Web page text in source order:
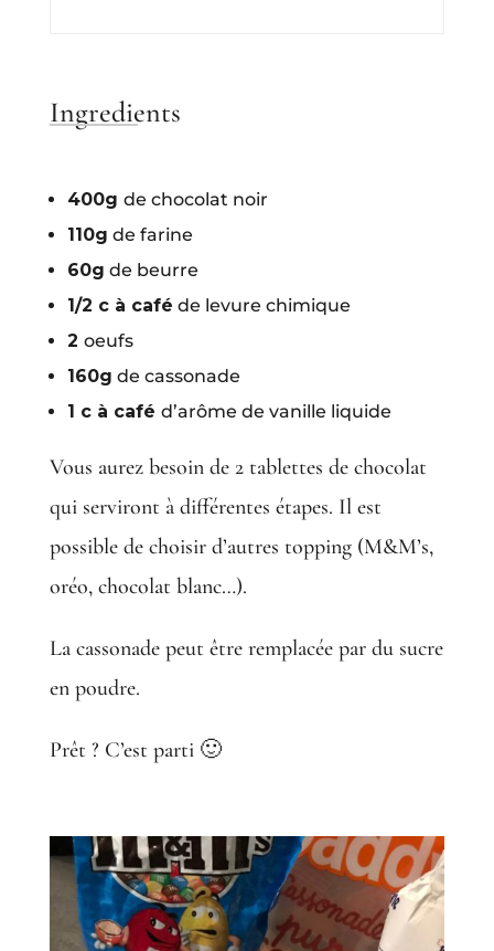
Ingredients
400g de chocolat noir
110g de farine
60g de beurre
1/2 c à café de levure chimique
2 oeufs
160g de cassonade
1 c à café d’arôme de vanille liquide
Vous aurez besoin de 2 tablettes de chocolat
qui serviront à différentes étapes. Il est
possible de choisir d’autres topping (M&M’s,
oréo, chocolat blanc…).
La cassonade peut être remplacée par du sucre
en poudre.
Prêt ? C’est parti 🙂